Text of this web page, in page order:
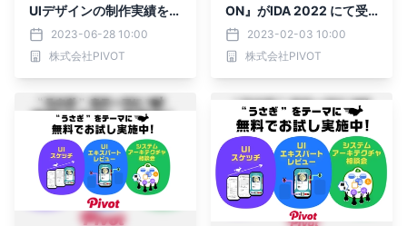
UIデザインの制作実績を公
開
2023-06-28 10:00
株式会社PIVOT
ON』がIDA 2022 にて受
賞
2023-02-03 10:00
株式会社PIVOT